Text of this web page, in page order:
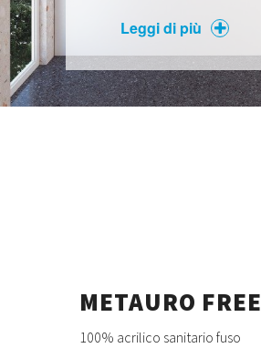
Leggi di più
METAURO FREE
100% acrilico sanitario fuso